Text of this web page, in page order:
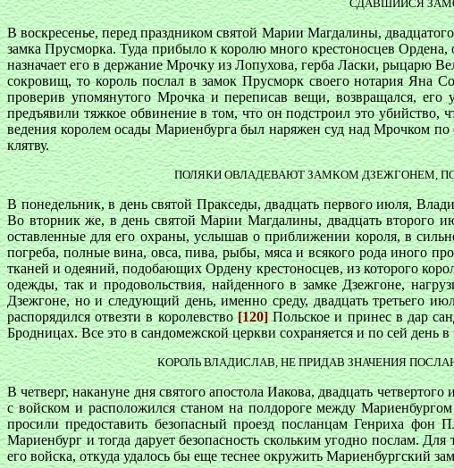
СДАВШИЙСЯ
В воскресенье, перед праздником святой Марии Магдалины,
замка Прусморка. Туда прибыло к королю много крестоносцев
назначает его в держание Мрочку из Лопухова, герба Ласки, рыцарю
сокровищ, то король послал в замок Прусморк своего нотария Яна
проверив упомянутого Мрочка и переписав вещи, возвращался,
предъявили тяжкое обвинение в том, что он подстроил это
ведения королем осады Мариенбурга был наряжен суд над Мрочком
клятву.
ПОЛЯКИ ОВЛАДЕВАЮТ ЗАМКОМ ДЗЕЖГОНЕМ,
В понедельник, в день святой Пракседы, двадцать первого июля,
Во вторник же, в день святой Марии Магдалины, двадцать второго
оставленные для его охраны, услышав о приближении короля, в
погреба, полные вина, овса, пива, рыбы, мяса и всякого рода иного
тканей и одеяний, подобающих Ордену крестоносцев, из которого
одежды, так и продовольствия, найденного в замке Дзежгоне,
Дзежгоне, но и следующий день, именно среду, двадцать третьего
распорядился отвезти в королевство[120]Польское и принес в дар
Бродницах. Все это в сандомежской церкви сохраняется и по сей день в
КОРОЛЬ ВЛАДИСЛАВ, НЕ ПРИДАВ ЗНАЧЕНИЯ
В четверг, накануне дня святого апостола Иакова, двадцать
с войском и расположился станом на полдороге между
просили предоставить безопасный проезд посланцам Генриха
Мариенбург и тогда дарует безопасность скольким угодно послам.
его войска, откуда удалось бы еще теснее окружить Мариенбургский